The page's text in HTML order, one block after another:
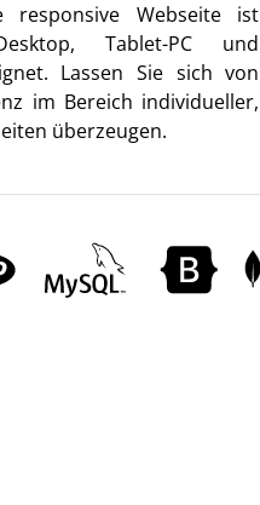
responsive Webseite ist
Tablet-PC und
Lassen Sie sich von
im Bereich individueller,
überzeugen.